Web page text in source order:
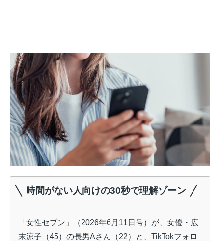
時間がない人向けの30秒で理解ゾーン
「女性セブン」（2026年6月11日号）が、女優・広
末涼子（45）の長男Aさん（22）と、TikTokフォロ